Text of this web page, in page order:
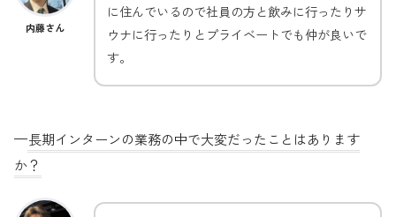
内藤さん
に住んでいるので社員の方と飲みに行ったりサ
ウナに行ったりとプライベートでも仲が良いで
す。
—長期インターンの業務の中で大変だったことはあります
か？